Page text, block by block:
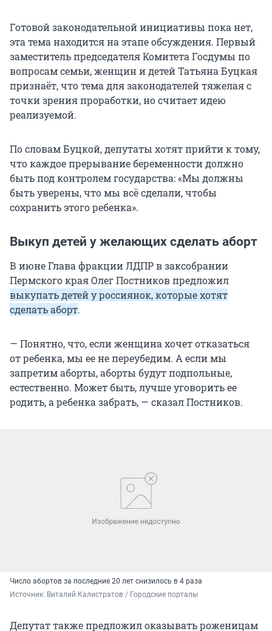
Готовой законодательной инициативы пока нет,
эта тема находится на этапе обсуждения. Первый
заместитель председателя Комитета Госдумы по
вопросам семьи, женщин и детей Татьяна Буцкая
признаёт, что тема для законодателей тяжелая с
точки зрения проработки, но считает идею
реализуемой.
По словам Буцкой, депутаты хотят прийти к тому,
что каждое прерывание беременности должно
быть под контролем государства: «Мы должны
быть уверены, что мы всё сделали, чтобы
сохранить этого ребенка».
Выкуп детей у желающих сделать аборт
В июне Глава фракции ЛДПР в заксобрании
Пермского края Олег Постников предложил
выкупать детей у россиянок, которые хотят
сделать аборт.
— Понятно, что, если женщина хочет отказаться
от ребенка, мы ее не переубедим. А если мы
запретим аборты, аборты будут подпольные,
естественно. Может быть, лучше уговорить ее
родить, а ребенка забрать, — сказал Постников.
Число абортов за последние 20 лет снизилось в 4 раза
Источник: Виталий Калистратов / Городские порталы
Депутат также предложил оказывать роженицам